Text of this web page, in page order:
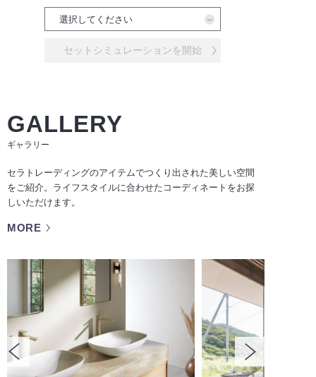
セットシミュレーションを開始
GALLERY
ギャラリー
セラトレーディングのアイテムでつくり出された美しい空間
をご紹介。ライフスタイルに合わせたコーディネートをお探
しいただけます。
MORE